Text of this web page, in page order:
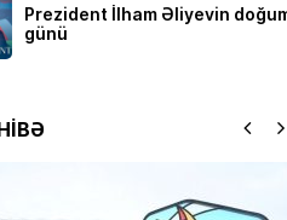
müjdə: bu ölkələrə
vəsiqəsi ilə gedə
–
ölən və
Prezident İlham Əliyevin
günü